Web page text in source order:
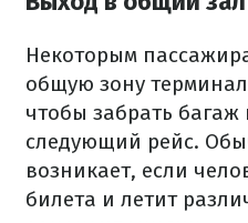
Некоторым
общую зону
чтобы забрать багаж
следующий рейс.
возникает, если
билета и летит